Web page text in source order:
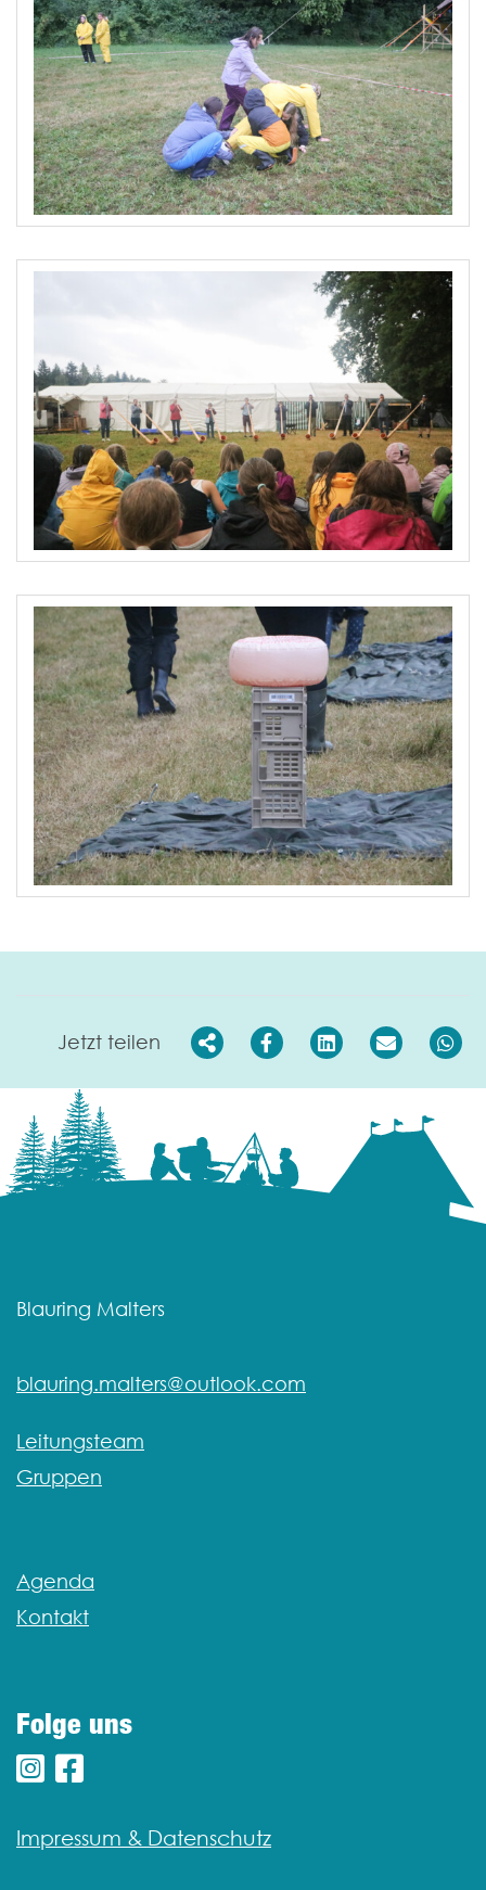
Jetzt teilen
Blauring Malters
blauring.malters@outlook.com
Leitungsteam
Gruppen
Agenda
Kontakt
Folge uns
Impressum & Datenschutz